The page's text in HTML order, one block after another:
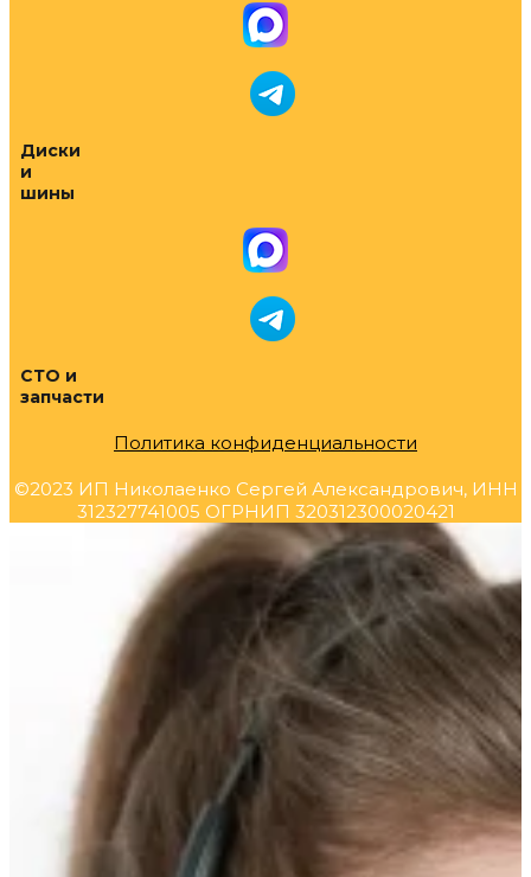
Диски
и
шины
СТО и
запчасти
Политика конфиденциальности
©2023 ИП Николаенко Сергей Александрович, ИНН
312327741005 ОГРНИП 320312300020421